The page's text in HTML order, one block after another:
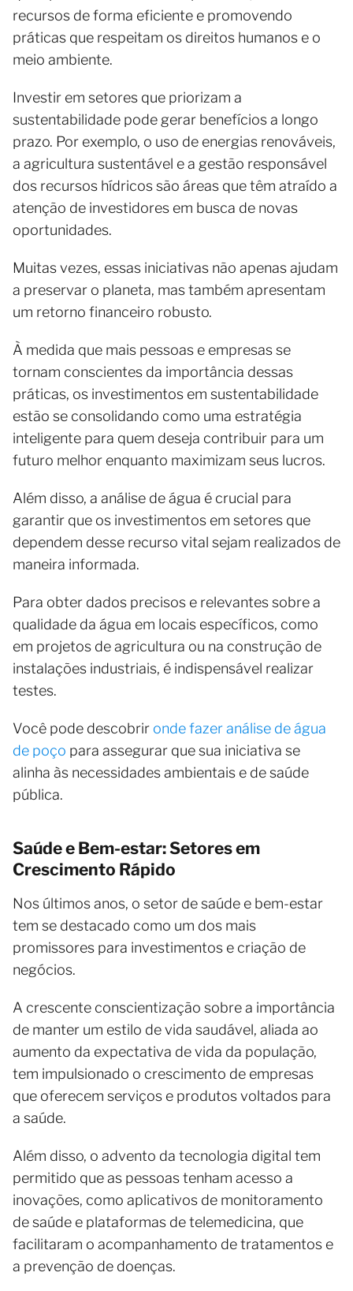
recursos de forma eficiente e promovendo
práticas que respeitam os direitos humanos e o
meio ambiente.
Investir em setores que priorizam a
sustentabilidade pode gerar benefícios a longo
prazo. Por exemplo, o uso de energias renováveis,
a agricultura sustentável e a gestão responsável
dos recursos hídricos são áreas que têm atraído a
atenção de investidores em busca de novas
oportunidades.
Muitas vezes, essas iniciativas não apenas ajudam
a preservar o planeta, mas também apresentam
um retorno financeiro robusto.
À medida que mais pessoas e empresas se
tornam conscientes da importância dessas
práticas, os investimentos em sustentabilidade
estão se consolidando como uma estratégia
inteligente para quem deseja contribuir para um
futuro melhor enquanto maximizam seus lucros.
Além disso, a análise de água é crucial para
garantir que os investimentos em setores que
dependem desse recurso vital sejam realizados de
maneira informada.
Para obter dados precisos e relevantes sobre a
qualidade da água em locais específicos, como
em projetos de agricultura ou na construção de
instalações industriais, é indispensável realizar
testes.
Você pode descobrir onde fazer análise de água
de poço para assegurar que sua iniciativa se
alinha às necessidades ambientais e de saúde
pública.
Saúde e Bem-estar: Setores em
Crescimento Rápido
Nos últimos anos, o setor de saúde e bem-estar
tem se destacado como um dos mais
promissores para investimentos e criação de
negócios.
A crescente conscientização sobre a importância
de manter um estilo de vida saudável, aliada ao
aumento da expectativa de vida da população,
tem impulsionado o crescimento de empresas
que oferecem serviços e produtos voltados para
a saúde.
Além disso, o advento da tecnologia digital tem
permitido que as pessoas tenham acesso a
inovações, como aplicativos de monitoramento
de saúde e plataformas de telemedicina, que
facilitaram o acompanhamento de tratamentos e
a prevenção de doenças.